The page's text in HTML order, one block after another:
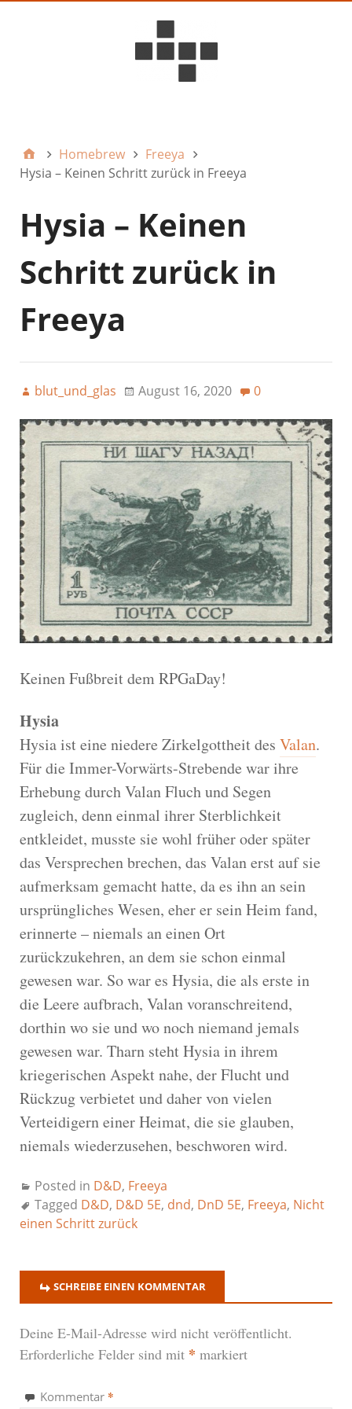
Homebrew
Freeya
Hysia – Keinen Schritt zurück in Freeya
Hysia – Keinen
Schritt zurück in
Freeya
blut_und_glas August 16, 2020 0
Keinen Fußbreit dem RPGaDay!
Hysia
Hysia ist eine niedere Zirkelgottheit des Valan.
Für die Immer-Vorwärts-Strebende war ihre
Erhebung durch Valan Fluch und Segen
zugleich, denn einmal ihrer Sterblichkeit
entkleidet, musste sie wohl früher oder später
das Versprechen brechen, das Valan erst auf sie
aufmerksam gemacht hatte, da es ihn an sein
ursprüngliches Wesen, eher er sein Heim fand,
erinnerte – niemals an einen Ort
zurückzukehren, an dem sie schon einmal
gewesen war. So war es Hysia, die als erste in
die Leere aufbrach, Valan voranschreitend,
dorthin wo sie und wo noch niemand jemals
gewesen war. Tharn steht Hysia in ihrem
kriegerischen Aspekt nahe, der Flucht und
Rückzug verbietet und daher von vielen
Verteidigern einer Heimat, die sie glauben,
niemals wiederzusehen, beschworen wird.
Posted in D&D, Freeya
Tagged D&D, D&D 5E, dnd, DnD 5E, Freeya, Nicht
einen Schritt zurück
SCHREIBE EINEN KOMMENTAR
Deine E-Mail-Adresse wird nicht veröffentlicht.
Erforderliche Felder sind mit * markiert
Kommentar *